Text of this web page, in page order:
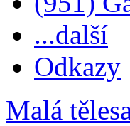
...další
Odkazy
Malá